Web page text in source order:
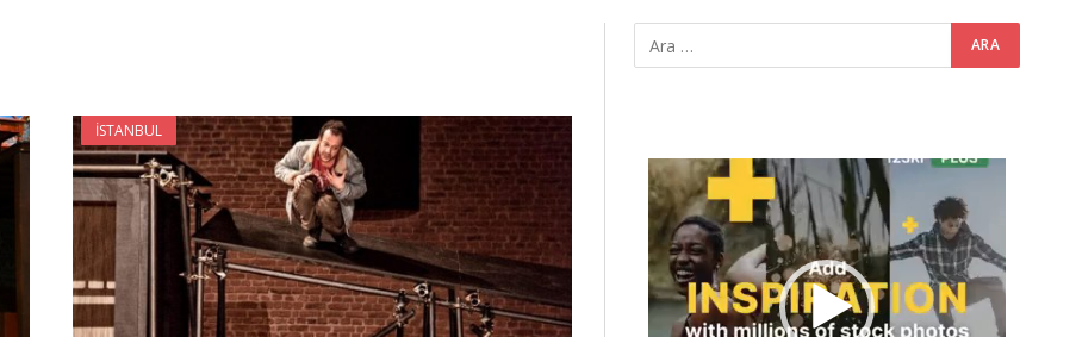
İSTANBUL
Video
oynatıcı